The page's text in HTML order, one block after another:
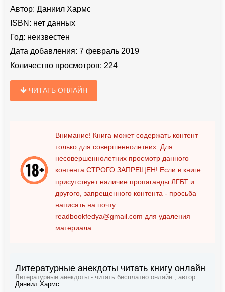
Автор: Даниил Хармс
ISBN: нет данных
Год: неизвестен
Дата добавления: 7 февраль 2019
Количество просмотров: 224
ЧИТАТЬ ОНЛАЙН
Внимание! Книга может содержать контент
только для совершеннолетних. Для
несовершеннолетних просмотр данного
контента СТРОГО ЗАПРЕЩЕН! Если в книге
присутствует наличие пропаганды ЛГБТ и
другого, запрещенного контента - просьба
написать на почту
readbookfedya@gmail.com для удаления
материала
Литературные анекдоты читать книгу онлайн
Литературные анекдоты - читать бесплатно онлайн , автор
Даниил Хармс